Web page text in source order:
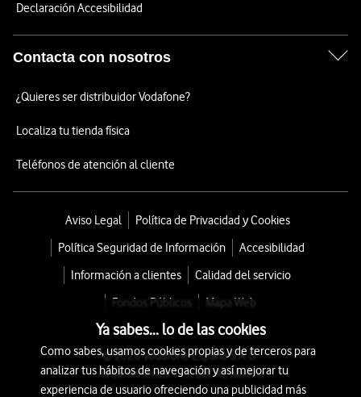
Declaración Accesibilidad
Contacta con nosotros
¿Quieres ser distribuidor Vodafone?
Localiza tu tienda física
Teléfonos de atención al cliente
Aviso Legal
Política de Privacidad y Cookies
Política Seguridad de Información
Accesibilidad
Información a clientes
Calidad del servicio
Fondos Públicos
Mapa Web
© 2026 Vodafone España S.A.U.
Avda. América 115, 28042 Madrid
Ya sabes... lo de las cookies
Como sabes, usamos cookies propias y de terceros para
analizar tus hábitos de navegación y así mejorar tu
experiencia de usuario ofreciendo una publicidad más